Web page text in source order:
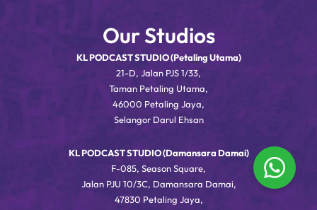
Our Studios
KL PODCAST STUDIO (Petaling Utama)
21-D, Jalan PJS 1/33,
Taman Petaling Utama,
46000 Petaling Jaya,
Selangor Darul Ehsan
KL PODCAST STUDIO (Damansara Damai)
F-085, Season Square,
Jalan PJU 10/3C, Damansara Damai,
47830 Petaling Jaya,